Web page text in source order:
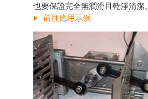
也要保證完全無潤滑且乾淨清潔。
前往應用示例